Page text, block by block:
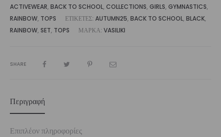
ACTIVEWEAR, BACK TO SCHOOL, COLLECTIONS, GIRLS, GYMNASTICS,
RAINBOW, TOPS ΕΤΙΚΈΤΕΣ: AUTUMN25, BACK TO SCHOOL, BLACK,
RAINBOW, SET, TOPS ΜΆΡΚΑ: VASILIKI
SHARE
Περιγραφή
Επιπλέον πληροφορίες